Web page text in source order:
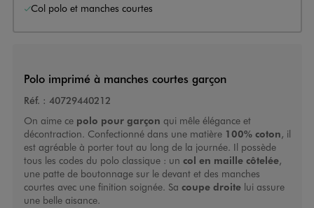
Col polo et manches courtes
Polo imprimé à manches courtes garçon
Réf. : 40729440212
On aime ce polo pour garçon qui mêle élégance et
décontraction. Confectionné dans une matière 100% coton, il
est agréable à porter tout au long de la journée. Il possède
tous les codes du polo classique : un col en maille côtelée,
une patte de boutonnage sur le devant et des manches
courtes avec une finition soignée. Sa coupe droitelui assure
une belle aisance.